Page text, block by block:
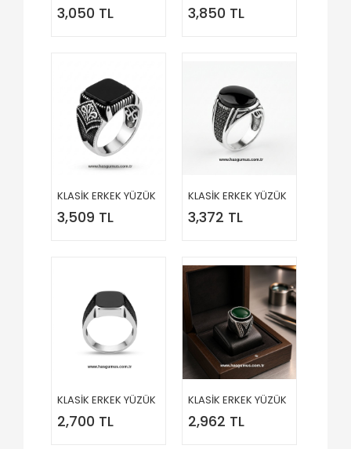
3,050 TL 3,850 TL
KLASİK ERKEK YÜZÜK
3,509 TL
KLASİK ERKEK YÜZÜK
3,372 TL
KLASİK ERKEK YÜZÜK
2,700 TL
KLASİK ERKEK YÜZÜK
2,962 TL